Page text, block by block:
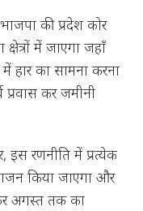
की प्रदेश कोर
में जाएगा जहाँ
हार का सामना करना
प्रवास कर जमीनी
इस रणनीति में प्रत्येक
किया जाएगा और
अगस्त तक का